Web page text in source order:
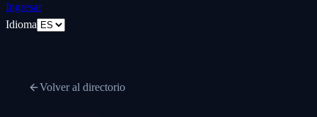
Ingresar
Idioma
Volver al directorio